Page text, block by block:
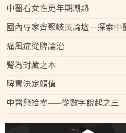
中醫看女性更年期潮熱
國內專家齊聚岐黃論壇－探索中
痛風症從脾論治
腎為封藏之本
脾胃決定顏值
中醫藥拾零——從數字說起之三